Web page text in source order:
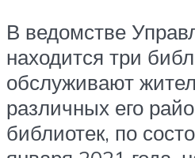
В ведомстве
находится три
обслуживают
различных его
библиотек, по